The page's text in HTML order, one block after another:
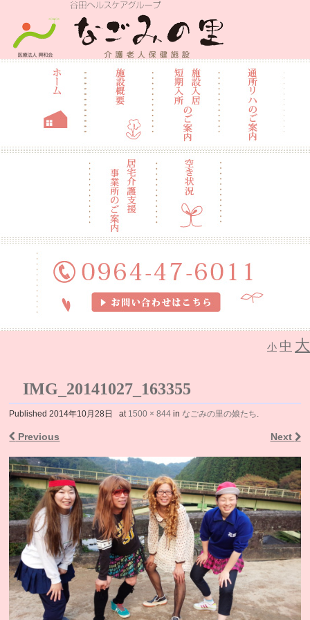
介護老人保健施設 なごみの里
小 中 大
IMG_20141027_163355
Published2014年10月28日 at 1500 × 844 in なごみの里の娘たち.
Previous Next